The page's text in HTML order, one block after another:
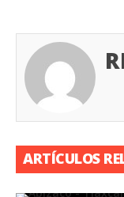
ARTÍCULOS